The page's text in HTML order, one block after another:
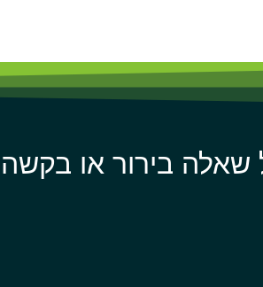
שאלה בירור או